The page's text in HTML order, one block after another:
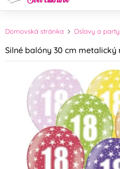
Domovská stránka Oslavy a party
Silné balóny 30 cm metalický